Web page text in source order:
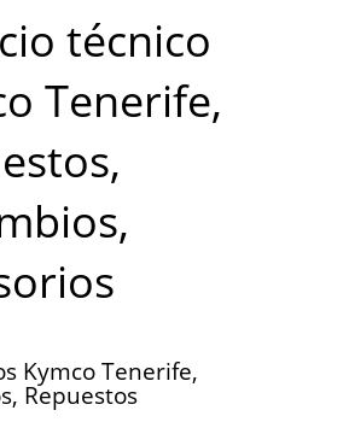
técnico
Tenerife,
Kymco Tenerife,
Repuestos